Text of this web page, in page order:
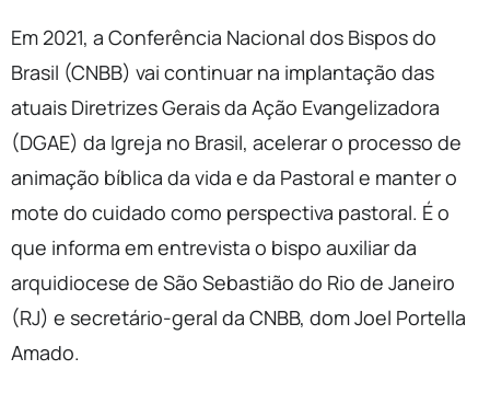
Em 2021, a Conferência Nacional dos Bispos do
Brasil (CNBB) vai continuar na implantação das
atuais Diretrizes Gerais da Ação Evangelizadora
(DGAE) da Igreja no Brasil, acelerar o processo de
animação bíblica da vida e da Pastoral e manter o
mote do cuidado como perspectiva pastoral. É o
que informa em entrevista o bispo auxiliar da
arquidiocese de São Sebastião do Rio de Janeiro
(RJ) e secretário-geral da CNBB, dom Joel Portella
Amado.